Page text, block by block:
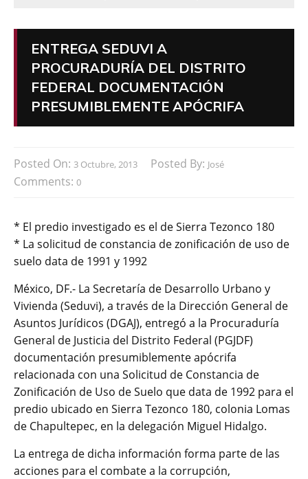
ENTREGA SEDUVI A
PROCURADURÍA DEL DISTRITO
FEDERAL DOCUMENTACIÓN
PRESUMIBLEMENTE APÓCRIFA
Posted On: 3 Octubre, 2013 Posted By: José
Comments: 0
* El predio investigado es el de Sierra Tezonco 180
* La solicitud de constancia de zonificación de uso de
suelo data de 1991 y 1992
México, DF.- La Secretaría de Desarrollo Urbano y
Vivienda (Seduvi), a través de la Dirección General de
Asuntos Jurídicos (DGAJ), entregó a la Procuraduría
General de Justicia del Distrito Federal (PGJDF)
documentación presumiblemente apócrifa
relacionada con una Solicitud de Constancia de
Zonificación de Uso de Suelo que data de 1992 para el
predio ubicado en Sierra Tezonco 180, colonia Lomas
de Chapultepec, en la delegación Miguel Hidalgo.
La entrega de dicha información forma parte de las
acciones para el combate a la corrupción,